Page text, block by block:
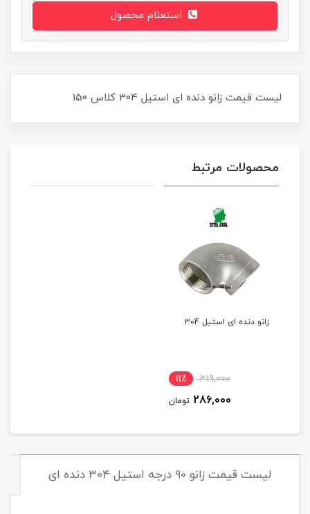
استعلام محصول
لیست قیمت زانو دنده ای استیل 304 کلاس 150
محصولات مرتبط
زانو دنده ای استیل 304
319,000 11٪
286,000 تومان
لیست قیمت زانو 90 درجه استیل 304 دنده ای